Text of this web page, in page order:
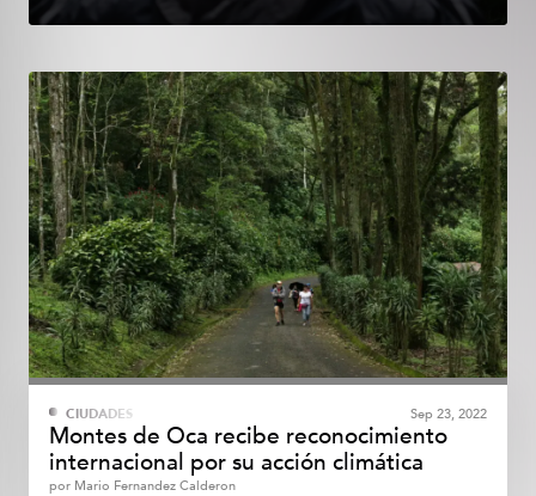
CIUDADES Sep 23, 2022
Montes de Oca recibe reconocimiento
internacional por su acción climática
por Mario Fernandez Calderon